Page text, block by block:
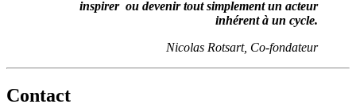
inspirer ou devenir tout simplement un acteur
inhérent à un cycle.
Nicolas Rotsart, Co-fondateur
Contact